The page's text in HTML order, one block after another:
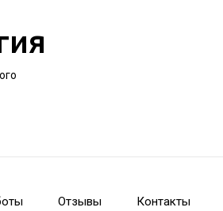
Отзывы Контакты